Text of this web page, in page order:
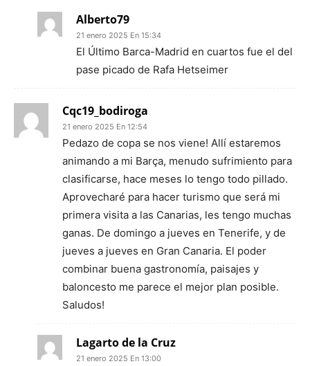
Alberto79
21 enero 2025 En 15:34
El Último Barca-Madrid en cuartos fue el del
pase picado de Rafa Hetseimer
Cqc19_bodiroga
21 enero 2025 En 12:54
Pedazo de copa se nos viene! Allí estaremos
animando a mi Barça, menudo sufrimiento para
clasificarse, hace meses lo tengo todo pillado.
Aprovecharé para hacer turismo que será mi
primera visita a las Canarias, les tengo muchas
ganas. De domingo a jueves en Tenerife, y de
jueves a jueves en Gran Canaria. El poder
combinar buena gastronomía, paisajes y
baloncesto me parece el mejor plan posible.
Saludos!
Lagarto de la Cruz
21 enero 2025 En 13:00